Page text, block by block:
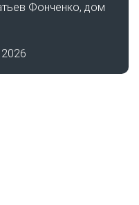
Фонченко, дом